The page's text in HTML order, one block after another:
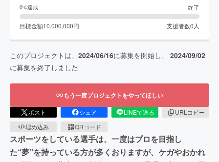
0%達成 終了
目標金額10,000,000円 支援者数0 人
このプロジェクトは、 2024/06/16に募集を開始し、 2024/09/02
に募集を終了しました
もう一度プロジェクトをやってほしい
ポスト シェア LINEで送る
URLコピー
埋め込み
QRコード
スポーツをしている選手は、一度はプロを目指し
た“夢”を持っている方が多くおりますが、ケガやおかれ